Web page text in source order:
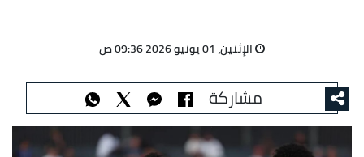
الإثنين، 01 يونيو 2026 09:36 ص
مشاركة